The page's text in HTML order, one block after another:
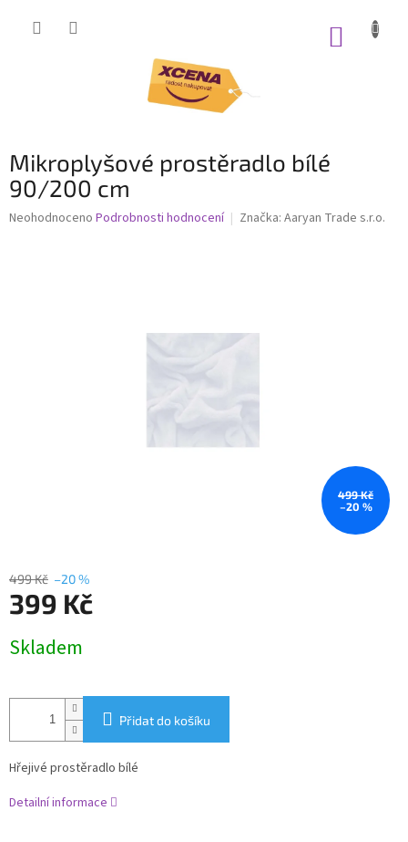
Mikroplyšové prostěradlo bílé
90/200 cm
Průměrné
Neohodnoceno Podrobnosti hodnocení Značka: Aaryan Trade s.r.o.
499 Kč
–20 %
499 Kč –20 %
399 Kč
cena:
Skladem
Přidat do košíku
Hřejivé prostěradlo bílé
Detailní informace